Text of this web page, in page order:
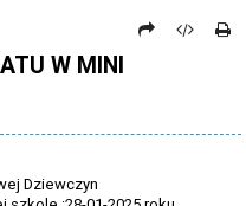
INTERAKTYWNA
W MINI
Dziewczyn